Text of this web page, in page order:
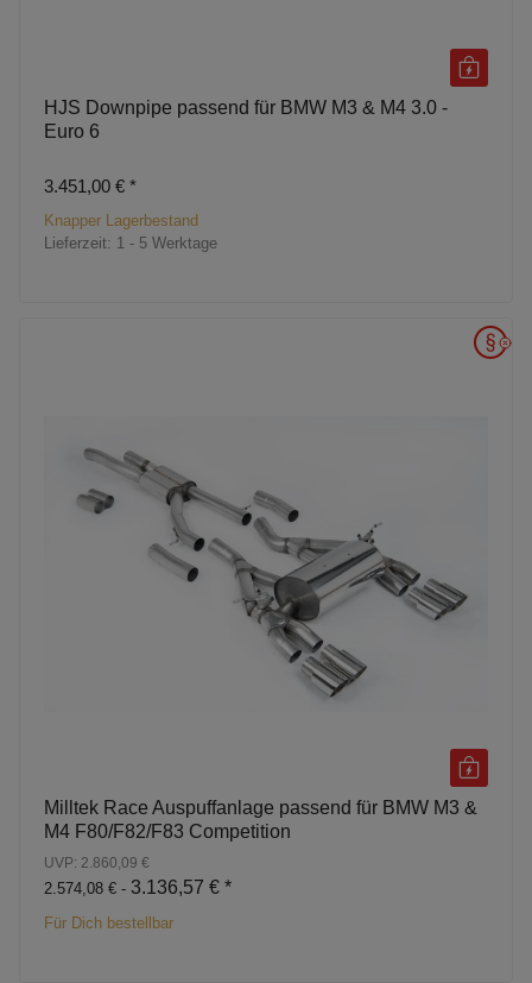
HJS Downpipe passend für BMW M3 & M4 3.0 -
Euro 6
3.451,00 € *
Knapper Lagerbestand
Lieferzeit: 1 - 5 Werktage
Milltek Race Auspuffanlage passend für BMW M3 &
M4 F80/F82/F83 Competition
UVP: 2.860,09 €
2.574,08 € - 3.136,57 € *
Für Dich bestellbar